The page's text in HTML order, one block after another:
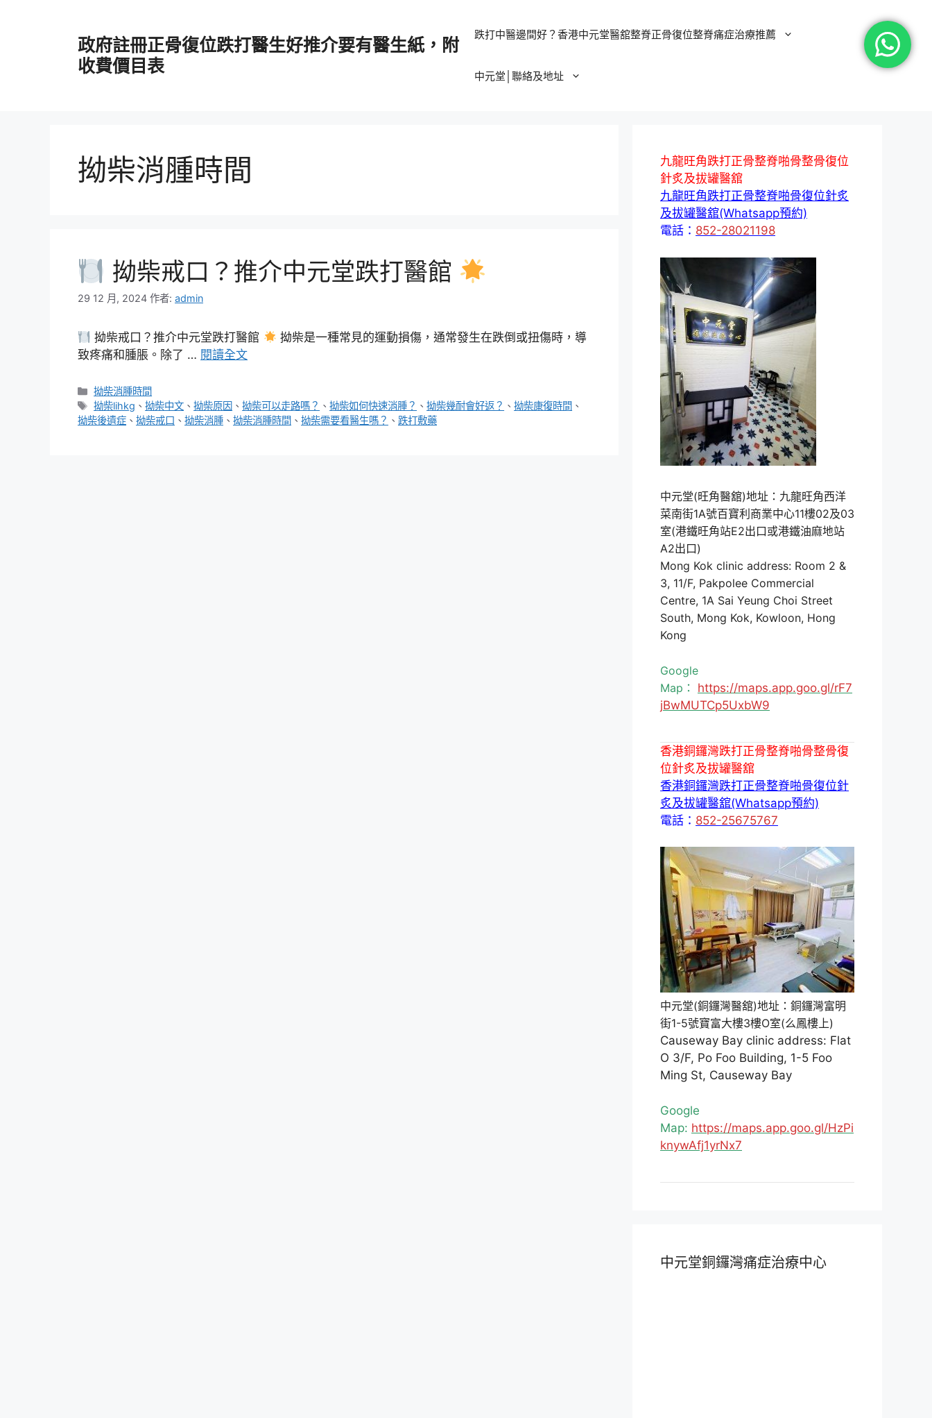
政府註冊正骨復位跌打醫生好推介要有醫生紙，附
收費價目表
跌打中醫邊間好？香港中元堂醫舘整脊正骨復位整脊痛症治療推薦
中元堂│聯絡及地址
拗柴消腫時間
拗柴戒口？推介中元堂跌打醫館
29 12 月, 2024 作者: admin
拗柴戒口？推介中元堂跌打醫館
拗柴是一種常見的運動損傷，通常發生在跌倒或扭傷時，導
致疼痛和腫脹。除了 … 閱讀全文
分
類
拗柴消腫時間
標
籤
拗柴lihkg 、拗柴中文 、拗柴原因 、拗柴可以走路嗎？ 、拗柴如何快速消腫？ 、拗柴幾耐會好返？ 、拗柴康復時間 、
拗柴後遺症 、 拗柴戒口 、 拗柴消腫 、 拗柴消腫時間 、 拗柴需要看醫生嗎？ 、 跌打敷藥
九龍旺角跌打正骨整脊啪骨整骨復位
針炙及拔罐醫舘
九龍旺角跌打正骨整脊啪骨復位針炙
及拔罐醫舘(Whatsapp預約)
電話： 852-28021198
中元堂(旺角醫舘)地址：九龍旺角西洋
菜南街1A號百寶利商業中心11樓02及03
室(港鐵旺角站E2出口或港鐵油麻地站
A2出口)
Mong Kok clinic address: Room 2 &
3, 11/F, Pakpolee Commercial
Centre, 1A Sai Yeung Choi Street
South, Mong Kok, Kowloon, Hong
Kong
Google
Map： https://maps.app.goo.gl/rF7
jBwMUTCp5UxbW9
香港銅鑼灣跌打正骨整脊啪骨整骨復
位針炙及拔罐醫舘
香港銅鑼灣跌打正骨整脊啪骨復位針
炙及拔罐醫舘(Whatsapp預約)
電話： 852-25675767
中元堂(銅鑼灣醫舘)地址：銅鑼灣富明
街1-5號寶富大樓3樓O室(么鳳樓上)
Causeway Bay clinic address: Flat
O 3/F, Po Foo Building, 1-5 Foo
Ming St, Causeway Bay
Google
Map: https://maps.app.goo.gl/HzPi
knywAfj1yrNx7
中元堂銅鑼灣痛症治療中心